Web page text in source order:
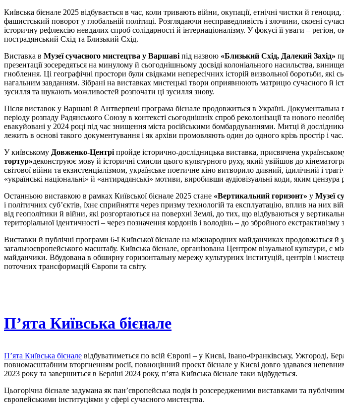
Київська бієнале 2025 відбувається в час, коли тривають війни, окупації, етнічні чистки й
фашистський поворот у глобальній політиці. Розглядаючи несправедливість і злочини, скоєні
історичну рефлексію невдалих спроб солідарності й інтернаціоналізму. У фокусі її уваги –
пострадянський Схід та Близький Схід.
Виставка в Музеї сучасного мистецтва у Варшаві під назвою «Близький Схід, Далекий Захід»
презентації зосередяться на минулому й сьогоднішньому досвіді колоніального насильства,
гноблення. Ці географічні простори були свідками непересічних історій визвольної боротьби,
нагальним завданням. Зібрані на виставках мистецькі твори оприявнюють матрицю сучасного й
зусилля та шукають можливостей розпочати ці зусилля знову.
Після виставок у Варшаві й Антверпені програма бієнале продовжиться в Україні. Документальна
періоду розпаду Радянського Союзу в контексті сьогоднішніх спроб реколонізації та нового
евакуйовані у 2024 році під час знищення міста російськими бомбардуваннями. Митці й
лежить в основі такого документування і як архіви промовляють один до одного крізь простір і час.
У київському Довженко-Центрі пройде історично-дослідницька виставка, присвячена
тортур»деконструює мову й історичні смисли цього культурного руху, який увійшов до
світової війни та екзистенціалізмом, українське поетичне кіно витворило дивний, ідилічний і
«українські національні» й «антирадянські» мотиви, виробивши аудіовізуальні коди, яким
Останньою виставкою в рамках Київської бієнале 2025 стане «Вертикальний горизонт» у Музеї
і політичних суб’єктів, їхнє сприйняття через призму технологій та експлуатацію, вплив на них
від геополітики й війни, які розгортаються на поверхні Землі, до тих, що відбуваються у
територіальної ідентичності – через позначення кордонів і володінь – до збройного
Виставки й публічні програми 6-ї Київської бієнале на міжнародних майданчиках продовжаться й
загальноєвропейського масштабу. Київська бієнале, організована Центром візуальної культури,
майданчики. Вбудована в обширну горизонтальну мережу культурних інституцій, центрів і
поточних трансформацій Європи та світу.
П’ята Київська бієнале
П’ята Київська бієнале відбуватиметься по всій Європі – у Києві, Івано-Франківську, Ужгороді,
повномасштабним вторгненням росії, повноцінний проєкт бієнале у Києві довго здавався
2023 року та завершиться в Берліні 2024 року, п’ята Київська бієнале таки відбудеться.
Цьогорічна бієнале задумана як пан’європейська подія із розсередженими виставками та
європейськими інституціями у сфері сучасного мистецтва.